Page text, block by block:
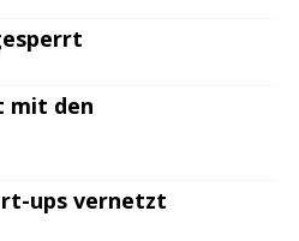
mit den
ups vernetzt